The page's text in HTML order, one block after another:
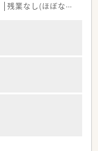
残業なし(ほぼなし含む)